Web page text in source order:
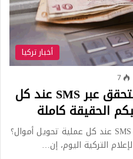
أخبار تركيا
7
تركيا :هل سيتم فرض التحقق عبر SMS عند كل
الحقيقة كاملة
تركيا :هل سيتم فرض التحقق عبر SMS عند كل عملية تحويل أموال؟
التركية اليوم، إن…